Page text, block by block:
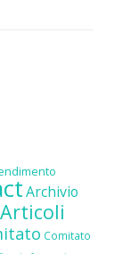
Archivio
Articoli
Comitato